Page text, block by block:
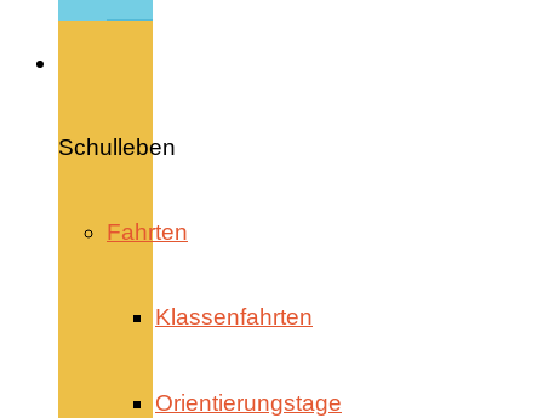
Schulleben
Fahrten
Klassenfahrten
Orientierungstage